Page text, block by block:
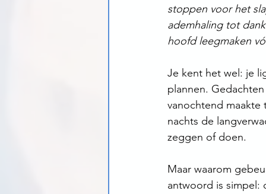
stoppen voor het
ademhaling tot
hoofd leegmaken
Je kent het wel: je
plannen.
vanochtend
nachts de
zeggen of doen.
Maar waarom
antwoord is simpel: